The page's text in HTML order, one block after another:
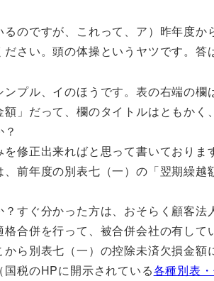
のですが、これって、ア）昨年度
さい。頭の体操というヤツです。答
プル、イのほうです。表の右端の欄
」だって、欄のタイトルはともか
修正出来ればと思って書いておりま
前年度の別表七（一）の「翌期繰越
すぐ分かった方は、おそらく顧客法
合併を行って、被合併会社の有して
ら別表七（一）の控除未済欠損金額
税のHPに開示されている各種別表